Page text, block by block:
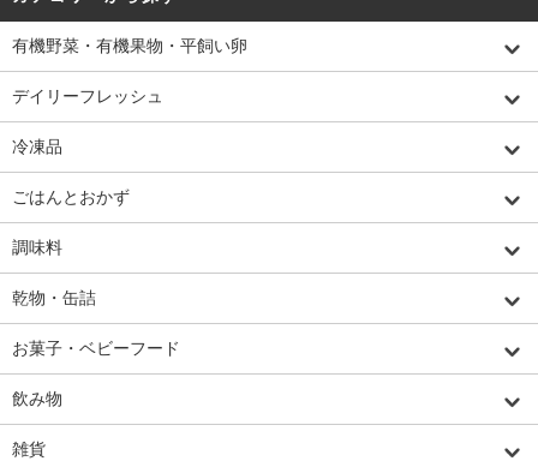
有機野菜・有機果物・平飼い卵
デイリーフレッシュ
冷凍品
ごはんとおかず
調味料
乾物・缶詰
お菓子・ベビーフード
飲み物
雑貨